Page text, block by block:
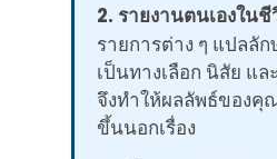
2. รายงานตนเองใน
รายการต่าง ๆ แปลลั
เป็นทางเลือก นิสัย แ
จึงทำให้ผลลัพธ์ของคุ
ขึ้นนอกเรื่อง